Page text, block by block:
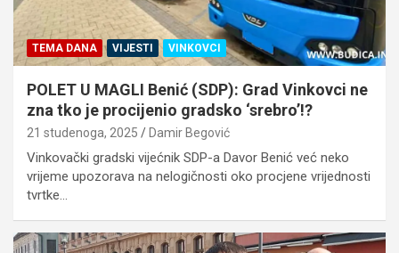
TEMA DANA VIJESTI VINKOVCI
POLET U MAGLI Benić (SDP): Grad Vinkovci ne
zna tko je procijenio gradsko ‘srebro’!?
21 studenoga, 2025 Damir Begović
Vinkovački gradski vijećnik SDP-a Davor Benić već neko
vrijeme upozorava na nelogičnosti oko procjene vrijednosti
tvrtke…